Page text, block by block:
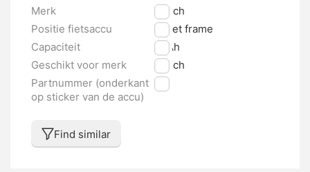
Merk
Bosch
Positie fietsaccu
In het frame
Capaciteit
11 Ah
Geschikt voor merk
Bosch
Partnummer (onderkant
op sticker van de accu)
nvt
Find similar